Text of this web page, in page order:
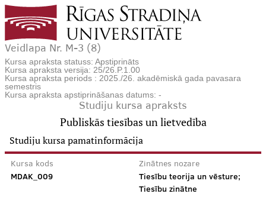
Veidlapa Nr. M-3 (8)
Kursa apraksta statuss: Apstiprināts
Kursa apraksta versija: 25/26.P.1.00
Kursa apraksta periods : 2025./26. akadēmiskā gada pavasara
semestris
Kursa apraksta apstiprināšanas datums: -
Studiju kursa apraksts
Publiskās tiesības un lietvedība
Studiju kursa pamatinformācija
Kursa kods
MDAK_009
Zinātnes nozare
Tiesību teorija un vēsture;
Tiesību zinātne